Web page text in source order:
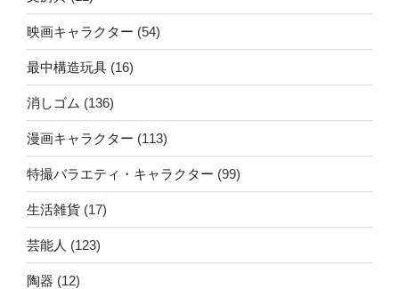
映画キャラクター (54)
最中構造玩具 (16)
消しゴム (136)
漫画キャラクター (113)
特撮バラエティ・キャラクター (99)
生活雑貨 (17)
芸能人 (123)
陶器 (12)